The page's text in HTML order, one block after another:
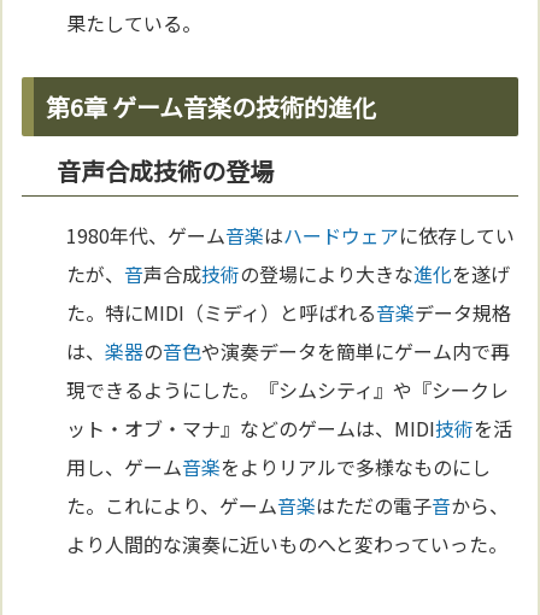
果たしている。
第6章 ゲーム音楽の技術的進化
音声合成技術の登場
1980年代、ゲーム音楽はハードウェアに依存してい
たが、音声合成技術の登場により大きな進化を遂げ
た。特にMIDI（ミディ）と呼ばれる音楽データ規格
は、楽器の音色や演奏データを簡単にゲーム内で再
現できるようにした。『シムシティ』や『シークレ
ット・オブ・マナ』などのゲームは、MIDI技術を活
用し、ゲーム音楽をよりリアルで多様なものにし
た。これにより、ゲーム音楽はただの電子音から、
より人間的な演奏に近いものへと変わっていった。